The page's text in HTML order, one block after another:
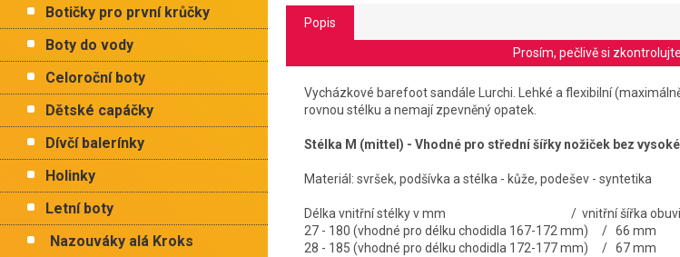
Botičky pro první krůčky
Boty do vody
Celoroční boty
Dětské capáčky
Dívčí balerínky
Holinky
Letní boty
Nazouváky alá Kroks
Popis
Prosím, pečlivě si
Vycházkové barefoot sandále Lurchi. Lehké a flexibilní
rovnou stélku a nemají zpevněný opatek.
Stélka M (mittel) - Vhodné pro střední šířky nožiček bez
Materiál: svršek, podšívka a stélka - kůže, podešev - syntetika
Délka vnitřní stélky v mm / vnitřní šířka obuvi
27 - 180 (vhodné pro délku chodidla 167-172 mm) / 66
28 - 185 (vhodné pro délku chodidla 172-177 mm) / 67